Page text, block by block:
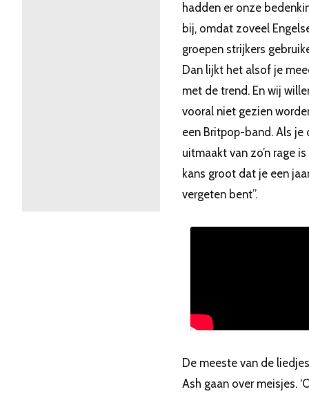
hadden er onze
bij, omdat zoveel
groepen strijkers
Dan lijkt het alsof je
met de trend. En wij
vooral niet gezien
een Britpop-band. Als je
uitmaakt van zo’n rage
kans groot dat je een
vergeten bent”.
De meeste van de
Ash gaan over meisjes.